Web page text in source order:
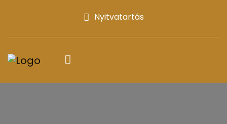
Nyitvatartás